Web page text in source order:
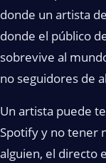
donde un artista
donde el público
sobrevive al
no seguidores de
Un artista puede
Spotify y no tener
alguien, el directo